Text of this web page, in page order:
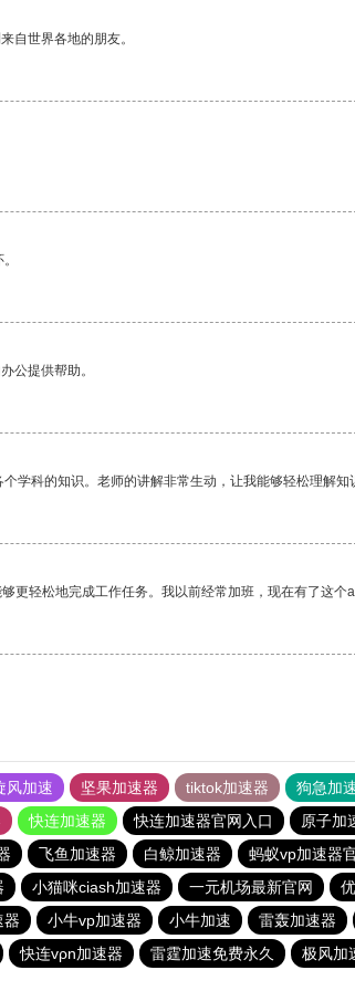
自世界各地的朋友。
公提供帮助。
学科的知识。老师的讲解非常生动，让我能够轻松理解知
更轻松地完成工作任务。我以前经常加班，现在有了这个
风加速 坚果加速器 tiktok加速器 狗急加
快连加速器 快连加速器官网入口 原子加
飞鱼加速器 白鲸加速器 蚂蚁vp加速器
小猫咪ciash加速器 一元机场最新官网
器 小牛vp加速器 小牛加速 雷轰加速器
快连vρn加速器 雷霆加速免费永久 极风加